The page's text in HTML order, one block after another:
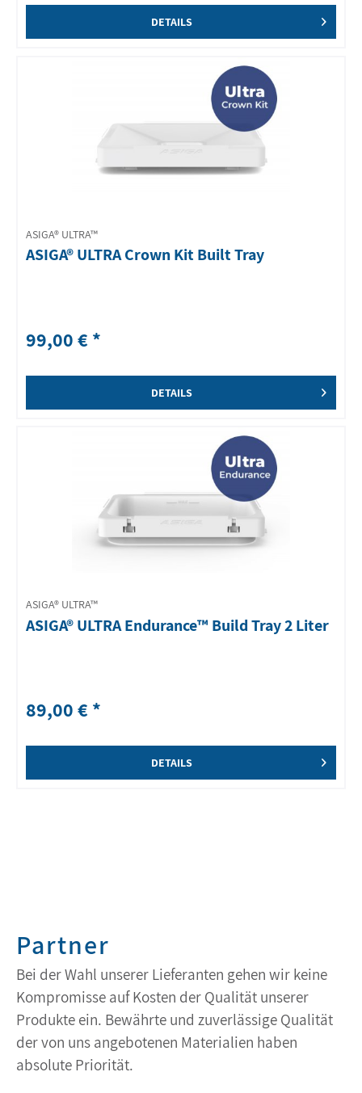
DETAILS
ASIGA® ULTRA™
ASIGA® ULTRA Crown Kit Built Tray
99,00 € *
DETAILS
ASIGA® ULTRA™
ASIGA® ULTRA Endurance™ Build Tray 2 Liter
89,00 € *
DETAILS
Partner
Bei der Wahl unserer Lieferanten gehen wir keine
Kompromisse auf Kosten der Qualität unserer
Produkte ein. Bewährte und zuverlässige Qualität
der von uns angebotenen Materialien haben
absolute Priorität.